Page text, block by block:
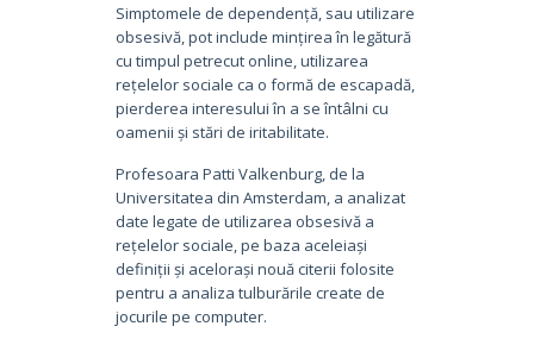
Simptomele de dependență, sau utilizare
obsesivă, pot include mințirea în legătură
cu timpul petrecut online, utilizarea
rețelelor sociale ca o formă de escapadă,
pierderea interesului în a se întâlni cu
oamenii și stări de iritabilitate.
Profesoara Patti Valkenburg, de la
Universitatea din Amsterdam, a analizat
date legate de utilizarea obsesivă a
rețelelor sociale, pe baza aceleiași
definiții și acelorași nouă citerii folosite
pentru a analiza tulburările create de
jocurile pe computer.